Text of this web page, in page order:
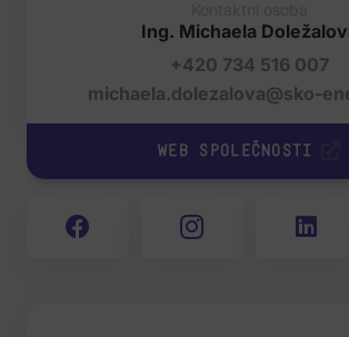
Ing. Michaela
+420 734 516 007
michaela.dolezalova@sko-
Web společnosti